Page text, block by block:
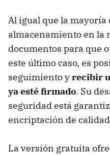
Al igual que la
almacenamiento en la
documentos para que
este último caso, es
seguimiento yrecibir
ya esté firmado. Su
seguridad está
encriptación de
La versión gratuita